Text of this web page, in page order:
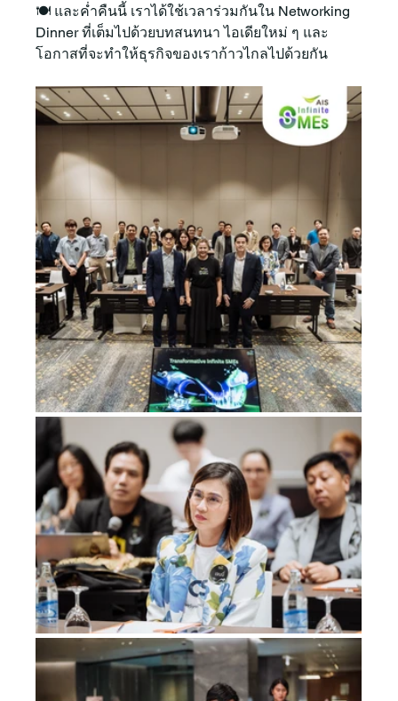
🍽 และค่ำคืนนี้ เราได้ใช้เวลาร่วมกันใน Networking
Dinner ที่เต็มไปด้วยบทสนทนา ไอเดียใหม่ ๆ และ
โอกาสที่จะทำให้ธุรกิจของเราก้าวไกลไปด้วยกัน